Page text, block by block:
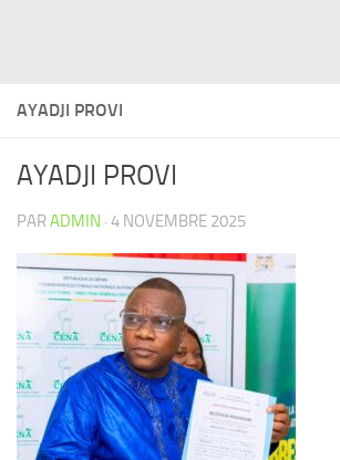
AYADJI PROVI
AYADJI PROVI
PARADMIN · 4 NOVEMBRE 2025